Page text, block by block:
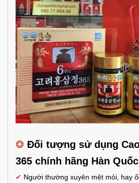
❂ Đối tượng sử dụng
365 chính hãng Hàn
✔ Người thường xuyên mệt mỏi, hay